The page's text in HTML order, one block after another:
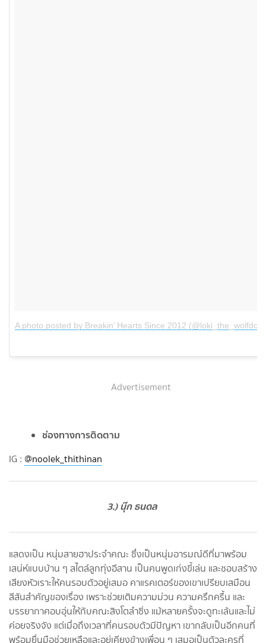
A photo posted by Breakin’ Hearts Since 2012 (@loki_the_wolfdog)
Advertisement
ช่องทางการติดตาม
IG : @noolek_thithinan
3.) นุ๊ก ธนดล
แสดงเป็น หนุ่มสายฮาประจำคณะ ซึ่งเป็นหนุ่มอารมณ์ดีที่มาพร้อม
เสน่ห์แบบบ้าน ๆ สไตล์ลูกทุ่งอีสาน เป็นคนพูดเก่งขี้เล่น และชอบสร้าง
เสียงหัวเราะให้คนรอบตัวอยู่เสมอ คาแรคเตอร์ของเขาเปรียบเสมือน
สีสันสำคัญของเรื่อง เพราะช่วยเติมความม่วน ความครึกครื้น และ
บรรยากาศอบอุ่นให้กับคณะสิงโตลำซิ่ง แม้หลายครั้งจะดูทะเล้นและไม่
ค่อยจริงจัง แต่เมื่อถึงเวลาที่คนรอบตัวมีปัญหา เขากลับเป็นอีกคนที่
พร้อมยื่นมือช่วยเหลือและอยู่เคียงข้างเพื่อน ๆ เสมอเป็นตัวละครที่